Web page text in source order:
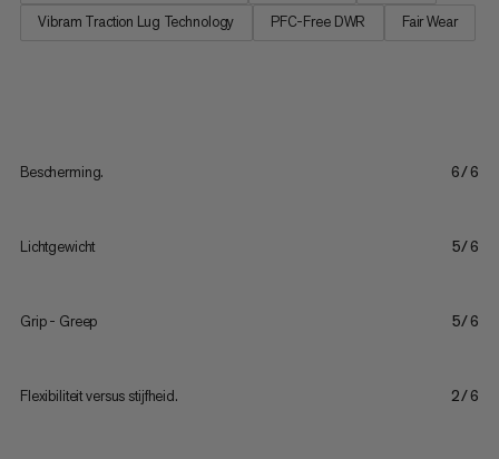
Vibram Traction Lug Technology
PFC-Free DWR Fair Wear
Bescherming. 6/6
Lichtgewicht 5/6
Grip - Greep 5/6
Flexibiliteit versus stijfheid. 2/6